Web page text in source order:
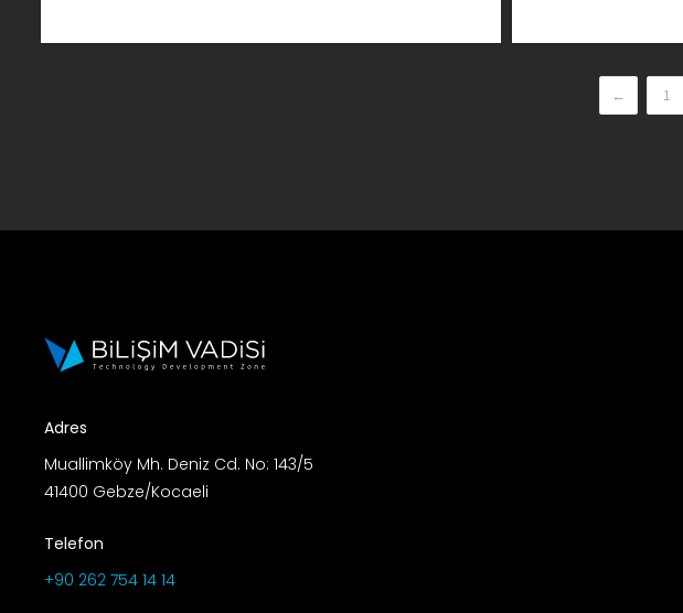
← 1
Adres
Muallimköy Mh. Deniz Cd. No: 143/5
41400 Gebze/Kocaeli
Telefon
+90 262 754 14 14